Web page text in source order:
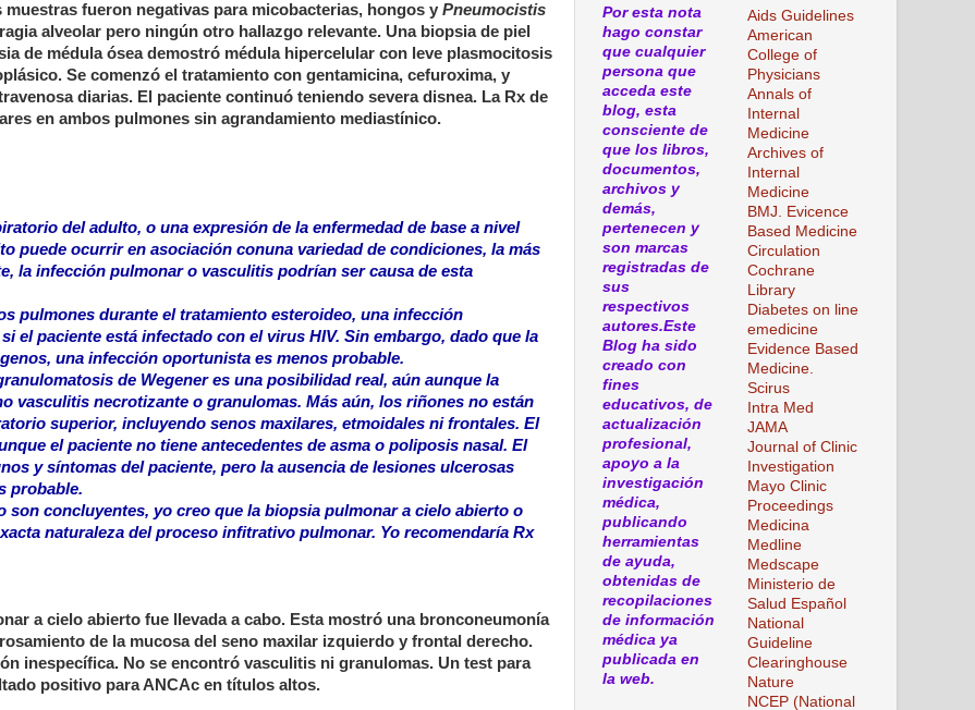
fueron negativas para micobacterias, hongos y Pneumocistis
alveolar pero ningún otro hallazgo relevante. Una biopsia de piel
de médula ósea demostró médula hipercelular con leve plasmocitosis
Se comenzó el tratamiento con gentamicina, cefuroxima, y
diarias. El paciente continuó teniendo severa disnea. La Rx de
en ambos pulmones sin agrandamiento mediastínico.
del adulto, o una expresión de la enfermedad de base a nivel
puede ocurrir en asociación conuna variedad de condiciones, la más
la infección pulmonar o vasculitis podrían ser causa de esta
pulmones durante el tratamiento esteroideo, una infección
el paciente está infectado con el virus HIV. Sin embargo, dado que la
una infección oportunista es menos probable.
de Wegener es una posibilidad real, aún aunque la
vasculitis necrotizante o granulomas. Más aún, los riñones no están
superior, incluyendo senos maxilares, etmoidales ni frontales. El
el paciente no tiene antecedentes de asma o poliposis nasal. El
y síntomas del paciente, pero la ausencia de lesiones ulcerosas
probable.
son concluyentes, yo creo que la biopsia pulmonar a cielo abierto o
naturaleza del proceso infitrativo pulmonar. Yo recomendaría Rx
a cielo abierto fue llevada a cabo. Esta mostró una bronconeumonía
de la mucosa del seno maxilar izquierdo y frontal derecho.
inespecífica. No se encontró vasculitis ni granulomas. Un test para
positivo para ANCAc en títulos altos.
Por esta nota
hago constar
que cualquier
persona que
acceda este
blog, esta
consciente de
que los libros,
documentos,
archivos y
demás,
pertenecen y
son marcas
registradas de
sus
respectivos
autores.Este
Blog ha sido
creado con
fines
educativos, de
actualización
profesional,
apoyo a la
investigación
médica,
publicando
herramientas
de ayuda,
obtenidas de
recopilaciones
de información
médica ya
publicada en
la web.
Aids Guidelines
American
College of
Physicians
Annals of
Internal
Medicine
Archives of
Internal
Medicine
BMJ. Evicence
Based Medicine
Circulation
Cochrane
Library
Diabetes on line
emedicine
Evidence Based
Medicine.
Scirus
Intra Med
JAMA
Journal of Clinic
Investigation
Mayo Clinic
Proceedings
Medicina
Medline
Medscape
Ministerio de
Salud Español
National
Guideline
Clearinghouse
Nature
NCEP (National